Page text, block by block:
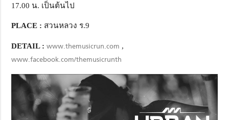
17.00 น. เป็นต้นไป
PLACE : สวนหลวง ร.9
DETAIL :www.themusicrun.com ,
www.facebook.com/themusicrunth